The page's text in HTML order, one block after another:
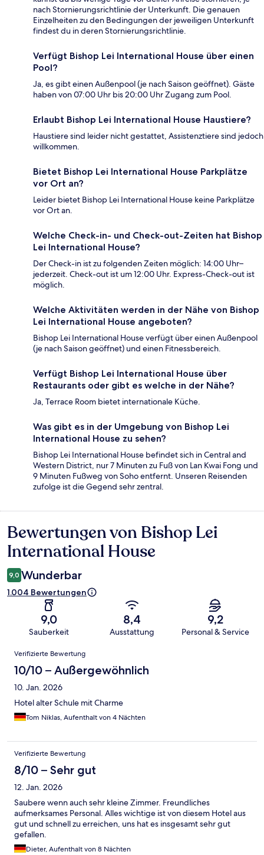
nach Stornierungsrichtlinie der Unterkunft. Die genauen
Einzelheiten zu den Bedingungen der jeweiligen Unterkunft
findest du in deren Stornierungsrichtlinie.
Verfügt Bishop Lei International House über einen
Pool?
Ja, es gibt einen Außenpool (je nach Saison geöffnet). Gäste
haben von 07:00 Uhr bis 20:00 Uhr Zugang zum Pool.
Erlaubt Bishop Lei International House Haustiere?
Haustiere sind leider nicht gestattet, Assistenztiere sind jedoch
willkommen.
Bietet Bishop Lei International House Parkplätze
vor Ort an?
Leider bietet Bishop Lei International House keine Parkplätze
vor Ort an.
Welche Check-in- und Check-out-Zeiten hat Bishop
Lei International House?
Der Check-in ist zu folgenden Zeiten möglich: 14:00 Uhr–
jederzeit. Check-out ist um 12:00 Uhr. Express-Check-out ist
möglich.
Welche Aktivitäten werden in der Nähe von Bishop
Lei International House angeboten?
Bishop Lei International House verfügt über einen Außenpool
(je nach Saison geöffnet) und einen Fitnessbereich.
Verfügt Bishop Lei International House über
Restaurants oder gibt es welche in der Nähe?
Ja, Terrace Room bietet internationale Küche.
Was gibt es in der Umgebung von Bishop Lei
International House zu sehen?
Bishop Lei International House befindet sich in Central and
Western District, nur 7 Minuten zu Fuß von Lan Kwai Fong und
9 Minuten Fußweg von Soho entfernt. Unseren Reisenden
zufolge ist die Gegend sehr zentral.
Bewertungen
Bewertungen von Bishop Lei
International House
9,0 Wunderbar
1.004 Bewertungen
9,0
Sauberkeit
8,4
Ausstattung
9,2
Personal & Service
Bewertungen
Verifizierte Bewertung
10/10 – Außergewöhnlich
10. Jan. 2026
Hotel alter Schule mit Charme
Tom Niklas, Aufenthalt von 4 Nächten
Verifizierte Bewertung
8/10 – Sehr gut
12. Jan. 2026
Saubere wenn auch sehr kleine Zimmer. Freundliches
aufmerksames Personal. Alles wichtige ist von diesem Hotel aus
gut und schnell zu erreichen, uns hat es insgesamt sehr gut
gefallen.
Dieter, Aufenthalt von 8 Nächten